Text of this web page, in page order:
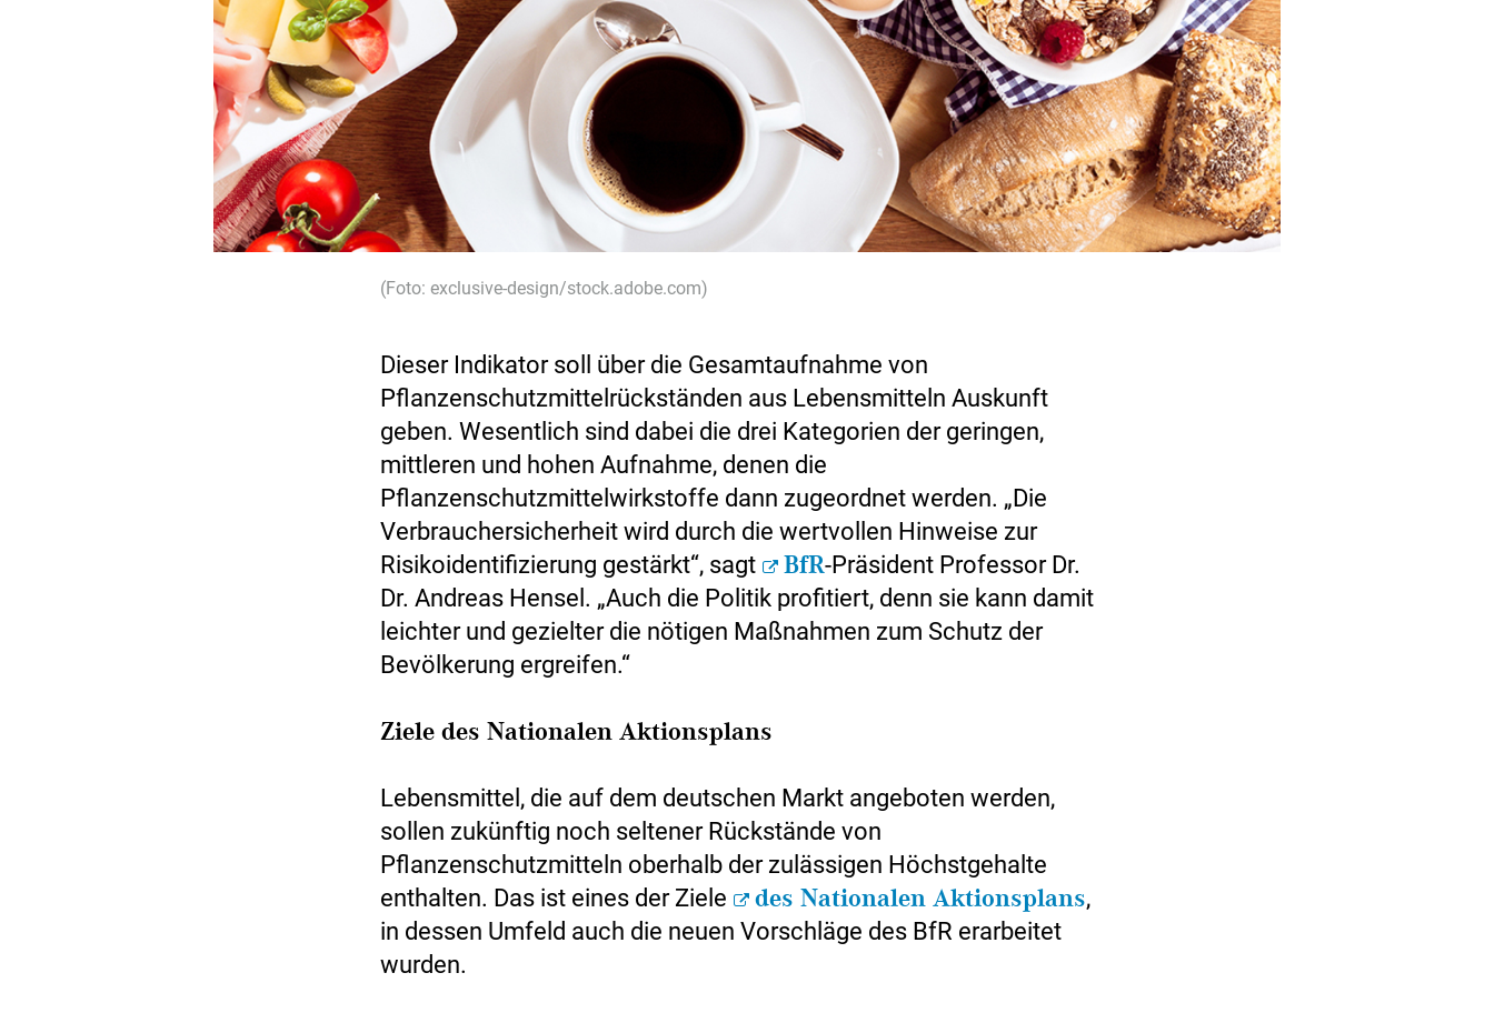
(Foto: exclusive-design/stock.adobe.com)
Dieser Indikator soll über die Gesamtaufnahme von
Pflanzenschutzmittelrückständen aus Lebensmitteln Auskunft
geben. Wesentlich sind dabei die drei Kategorien der geringen,
mittleren und hohen Aufnahme, denen die
Pflanzenschutzmittelwirkstoffe dann zugeordnet werden. „Die
Verbrauchersicherheit wird durch die wertvollen Hinweise zur
Risikoidentifizierung gestärkt“, sagt
BfR-Präsident Professor Dr.
Dr. Andreas Hensel. „Auch die Politik profitiert, denn sie kann damit
leichter und gezielter die nötigen Maßnahmen zum Schutz der
Bevölkerung ergreifen.“
Ziele des Nationalen Aktionsplans
Lebensmittel, die auf dem deutschen Markt angeboten werden,
sollen zukünftig noch seltener Rückstände von
Pflanzenschutzmitteln oberhalb der zulässigen Höchstgehalte
enthalten. Das ist eines der Ziele
des Nationalen Aktionsplans,
in dessen Umfeld auch die neuen Vorschläge des BfR erarbeitet
wurden.